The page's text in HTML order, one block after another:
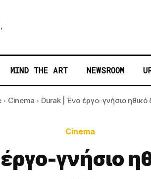
MIND THE ART NEWSROOM
Cinema Durak | Ένα έργο-γνήσιο ηθικό
Cinema
γνήσιο